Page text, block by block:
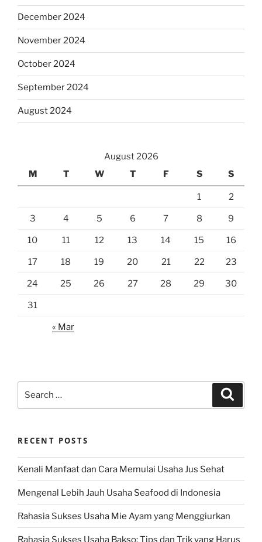
December 2024
November 2024
October 2024
September 2024
August 2024
August 2026
M
T W T F S S
1 2
3 4 5 6 7 8 9
10 11 12 13 14 15 16
17 18 19 20 21 22 23
24 25 26 27 28 29 30
31
« Mar
RECENT POSTS
Kenali Manfaat dan Cara Memulai Usaha Jus Sehat
Mengenal Lebih Jauh Usaha Seafood di Indonesia
Rahasia Sukses Usaha Mie Ayam yang Menggiurkan
Rahasia Sukses Usaha Bakso: Tips dan Trik yang Harus